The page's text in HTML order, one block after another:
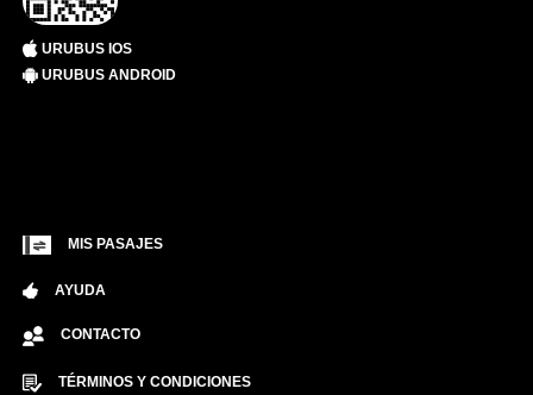
URUBUS IOS
URUBUS ANDROID
MIS PASAJES
AYUDA
CONTACTO
TÉRMINOS Y CONDICIONES